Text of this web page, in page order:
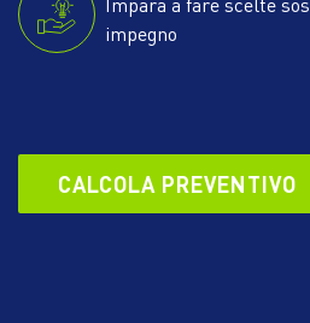
impegno
CALCOLA PREVENTIVO